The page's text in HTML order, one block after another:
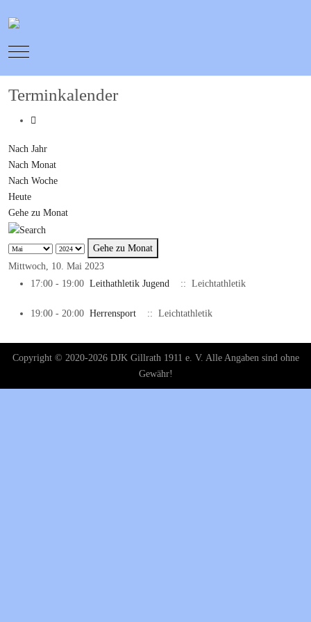
Mobile Menu Toggle
Terminkalender
Nach Jahr
Nach Monat
Nach Woche
Heute
Gehe zu Monat
Gehe zu Monat
Mittwoch, 10. Mai 2023
17:00 - 19:00 Leithathletik Jugend :: Leichtathletik
19:00 - 20:00 Herrensport :: Leichtathletik
Copyright © 2020-2026 DJK Gillrath 1911 e. V. Alle Angaben sind ohne
Gewähr!